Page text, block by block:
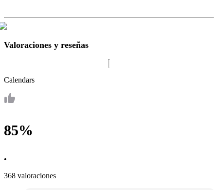
Valoraciones y reseñas
Calendars
85%
•
368 valoraciones